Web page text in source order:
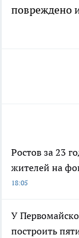
повреждено
Ростов за 23
жителей на
18:05
У
построить